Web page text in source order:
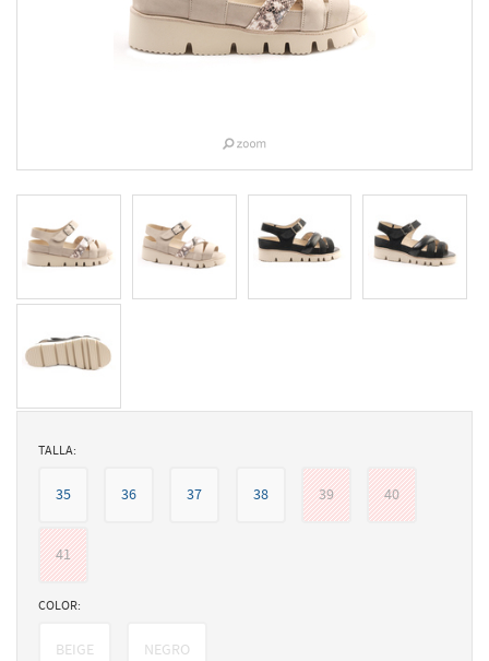
TALLA:
35 36 37 38 39 40
41
COLOR:
BEIGE NEGRO